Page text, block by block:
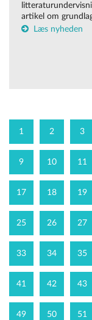
artikel om
Læs nyheden
1 2 3
9 10 11
17 18 19
25 26 27
33 34 35
41 42 43
49 50 51